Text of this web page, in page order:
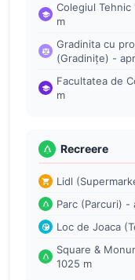
Colegiul
m
Gradinita cu
(Gradinițe) -
Facultatea de
m
Recreere
Lidl
Parc (Parcuri) -
Loc de Joaca
Square &
1025 m